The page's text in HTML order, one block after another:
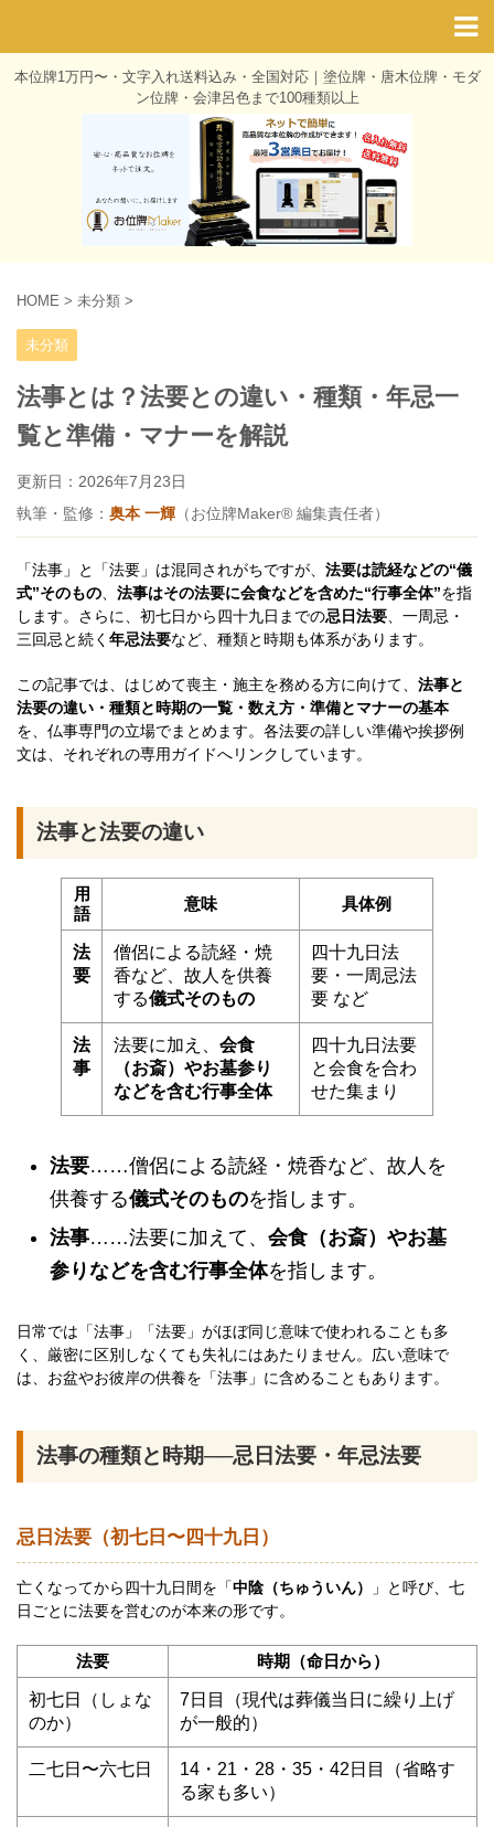
本位牌1万円〜・文字入れ送料込み・全国対応｜塗位牌・唐木位牌・モダ
ン位牌・会津呂色まで100種類以上
HOME > 未分類 >
未分類
法事とは？法要との違い・種類・年忌一
覧と準備・マナーを解説
更新日： 2026年7月23日
執筆・監修： 奥本 一輝 （お位牌Maker® 編集責任者）
「法事」と「法要」は混同されがちですが、 法要は読経などの“儀
式”そのもの、 法事はその法要に会食などを含めた“行事全体”を指
します。さらに、初七日から四十九日までの忌日法要、一周忌・
三回忌と続く 年忌法要など、種類と時期も体系があります。
この記事では、はじめて喪主・施主を務める方に向けて、 法事と
法要の違い・種類と時期の一覧・数え方・準備とマナーの基本
を、仏事専門の立場でまとめます。各法要の詳しい準備や挨拶例
文は、それぞれの専用ガイドへリンクしています。
法事と法要の違い
用
語
意味 具体例
法
要
僧侶による読経・焼
香など、故人を供養
する儀式そのもの
四十九日法
要・一周忌法
要 など
法
事
法要に加え、 会食
（お斎）やお墓参り
などを含む行事全体
四十九日法要
と会食を合わ
せた集まり
法要……僧侶による読経・焼香など、故人を
供養する儀式そのものを指します。
法事……法要に加えて、 会食（お斎）やお墓
参りなどを含む行事全体を指します。
日常では「法事」「法要」がほぼ同じ意味で使われることも多
く、厳密に区別しなくても失礼にはあたりません。広い意味で
は、お盆やお彼岸の供養を「法事」に含めることもあります。
法事の種類と時期──忌日法要・年忌法要
忌日法要（初七日〜四十九日）
亡くなってから四十九日間を「中陰（ちゅういん）
」と呼び、七
日ごとに法要を営むのが本来の形です。
法要 時期（命日から）
初七日（しょな
のか）
7日目（現代は葬儀当日に繰り上げ
が一般的）
二七日〜六七日
14・21・28・35・42日目（省略す
る家も多い）